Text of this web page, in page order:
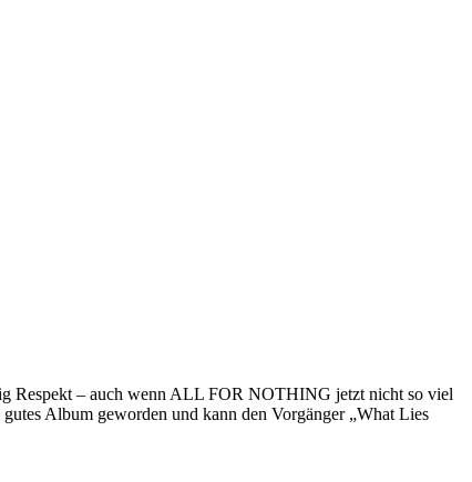
Respekt – auch wenn ALL FOR NOTHING jetzt nicht so viel
Album geworden und kann den Vorgänger „What Lies